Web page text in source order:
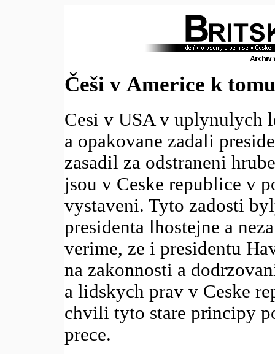
Češi v Americe k
Cesi v USA v uplynulych
a opakovane zadali
zasadil za odstraneni
jsou v Ceske republice v
vystaveni. Tyto zadosti
presidenta lhostejne a
verime, ze i presidentu
na zakonnosti a
a lidskych prav v Ceske
chvili tyto stare principy
prece.